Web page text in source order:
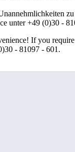
unter +49 (0)30 -
If you
- 81097 - 601.